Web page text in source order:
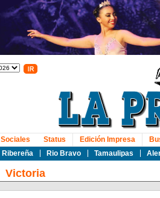
Ribereña Rio Bravo Tamaulipas
Sociales Status Edición Impresa
Victoria